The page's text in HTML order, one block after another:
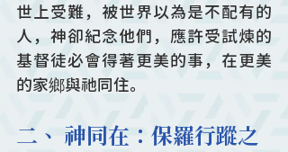
世上受難，被世界以為是不配有的
人，神卻紀念他們，應許受試煉的
基督徒必會得著更美的事，在更美
的家鄉與祂同住。
二、 神同在：保羅行蹤之